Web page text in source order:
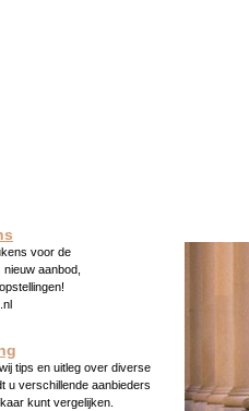
voor de
aanbod,
tips en uitleg over diverse
u verschillende aanbieders
kunt vergelijken.